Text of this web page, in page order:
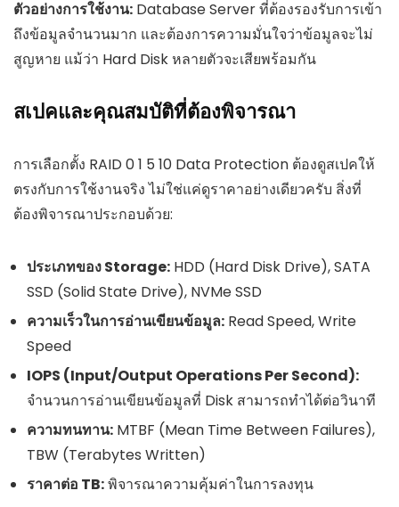
ตัวอย่างการใช้งาน: Database Server ที่ต้องรองรับการเข้า
ถึงข้อมูลจำนวนมาก และต้องการความมั่นใจว่าข้อมูลจะไม่
สูญหาย แม้ว่า Hard Disk หลายตัวจะเสียพร้อมกัน
สเปคและคุณสมบัติที่ต้องพิจารณา
การเลือกตั้ง RAID 0 1 5 10 Data Protection ต้องดูสเปคให้
ตรงกับการใช้งานจริง ไม่ใช่แค่ดูราคาอย่างเดียวครับ สิ่งที่
ต้องพิจารณาประกอบด้วย:
ประเภทของ Storage: HDD (Hard Disk Drive), SATA
SSD (Solid State Drive), NVMe SSD
ความเร็วในการอ่านเขียนข้อมูล: Read Speed, Write
Speed
IOPS (Input/Output Operations Per Second):
จำนวนการอ่านเขียนข้อมูลที่ Disk สามารถทำได้ต่อวินาที
ความทนทาน: MTBF (Mean Time Between Failures),
TBW (Terabytes Written)
ราคาต่อ TB:พิจารณาความคุ้มค่าในการลงทุน